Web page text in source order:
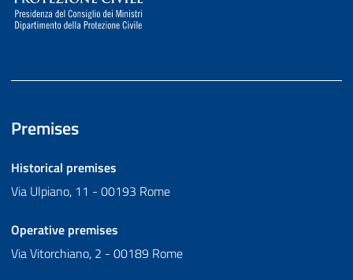
Premises
Historical premises
Via Ulpiano, 11 - 00193 Rome
Operative premises
Via Vitorchiano, 2 - 00189 Rome